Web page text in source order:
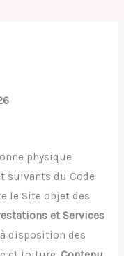
physique
suivants du Code
le Site objet des
et Services
disposition des